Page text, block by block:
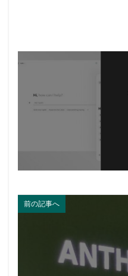
前の記事へ